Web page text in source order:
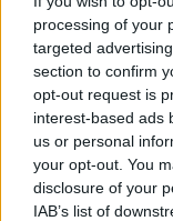
processing of your
targeted
section to confirm
opt-out request is
interest-based ads
us or personal
your opt-out. You
disclosure of your
IAB’s list of
geef mening
Enstilar
15-04-2019 | Man |
calcipotriol/​
(0,5mg/50ug/g)
Psoriasis